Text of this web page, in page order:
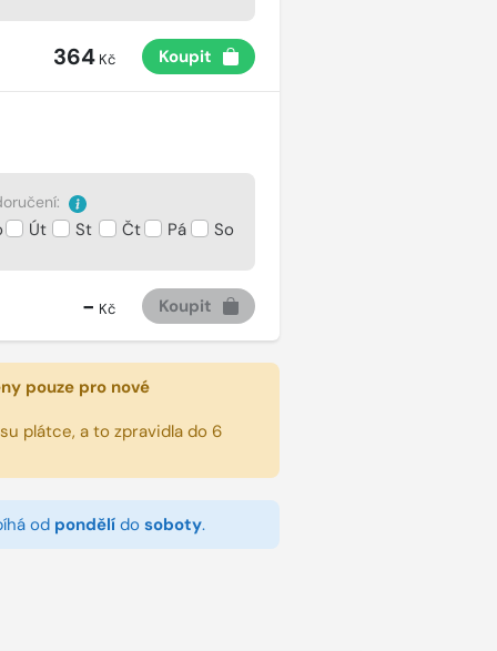
364Kč Koupit
Út St Čt Pá So
- Kč Koupit
pouze pro nové
plátce, a to zpravidla do 6
od pondělído soboty.